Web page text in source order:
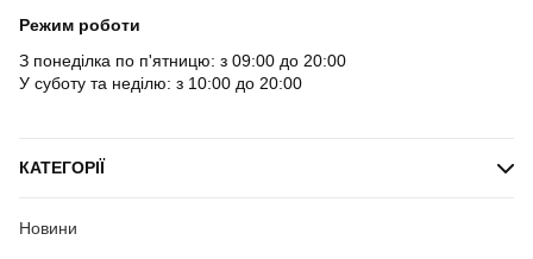
Режим роботи
З понеділка по п'ятницю: з 09:00 до 20:00
У суботу та неділю: з 10:00 до 20:00
КАТЕГОРІЇ
Новини